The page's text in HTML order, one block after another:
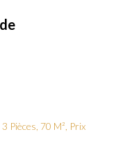
Pièces, 70 M², Prix